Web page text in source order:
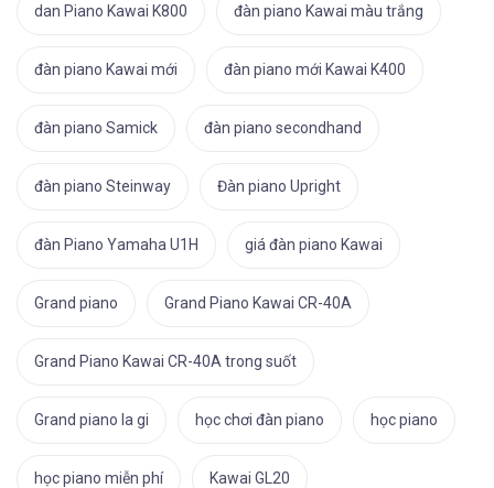
dan Piano Kawai K800 đàn piano Kawai màu trắng
đàn piano Kawai mới đàn piano mới Kawai K400
đàn piano Samick đàn piano secondhand
đàn piano Steinway Đàn piano Upright
đàn Piano Yamaha U1H giá đàn piano Kawai
Grand piano Grand Piano Kawai CR-40A
Grand Piano Kawai CR-40A trong suốt
Grand piano la gi học chơi đàn piano học piano
học piano miễn phí Kawai GL20